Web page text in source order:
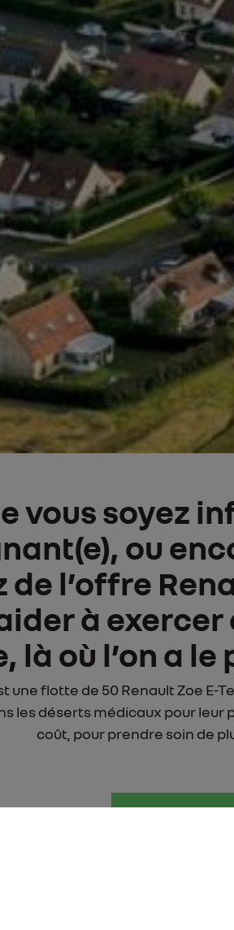
vous soyez
ou
de l’offre
à exercer
là où l’on a
une flotte de 50 Renault Zoe E-
les déserts médicaux pour
coût, pour prendre soin de